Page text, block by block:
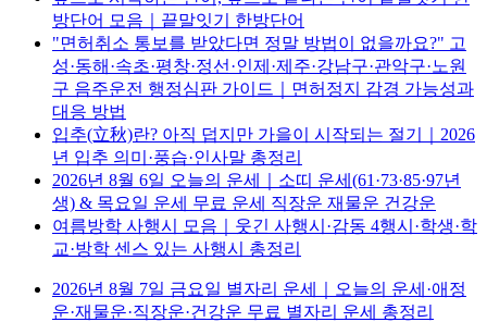
방단어 모음｜끝말잇기 한방단어
"면허취소 통보를 받았다면 정말 방법이 없을까요?" 고
성·동해·속초·평창·정선·인제·제주·강남구·관악구·노원
구 음주운전 행정심판 가이드｜면허정지 감경 가능성과
대응 방법
입추(立秋)란? 아직 덥지만 가을이 시작되는 절기｜2026
년 입추 의미·풍습·인사말 총정리
2026년 8월 6일 오늘의 운세｜소띠 운세(61·73·85·97년
생) & 목요일 운세 무료 운세 직장운 재물운 건강운
여름방학 사행시 모음｜웃긴 사행시·감동 4행시·학생·학
교·방학 센스 있는 사행시 총정리
2026년 8월 7일 금요일 별자리 운세｜오늘의 운세·애정
운·재물운·직장운·건강운 무료 별자리 운세 총정리